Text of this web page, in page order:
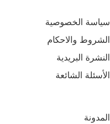
سياسة الخصوصية
الشروط والاحكام
النشرة البريدية
الأسئلة الشائعة
المدونة